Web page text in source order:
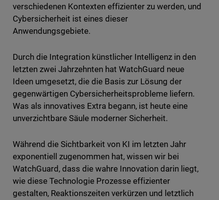
verschiedenen Kontexten effizienter zu werden, und
Cybersicherheit ist eines dieser
Anwendungsgebiete.
Durch die Integration künstlicher Intelligenz in den
letzten zwei Jahrzehnten hat WatchGuard neue
Ideen umgesetzt, die die Basis zur Lösung der
gegenwärtigen Cybersicherheitsprobleme liefern.
Was als innovatives Extra begann, ist heute eine
unverzichtbare Säule moderner Sicherheit.
Während die Sichtbarkeit von KI im letzten Jahr
exponentiell zugenommen hat, wissen wir bei
WatchGuard, dass die wahre Innovation darin liegt,
wie diese Technologie Prozesse effizienter
gestalten, Reaktionszeiten verkürzen und letztlich